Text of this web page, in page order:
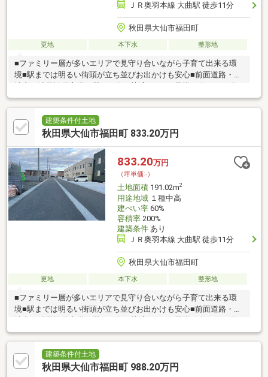
ＪＲ奥羽本線 大曲駅 徒歩11分
秋田県大仙市福田町
更地 本下水 整形地
■ファミリー層が多いエリアで見守り合いながら子育て出来る環
境■駅までは明るい街頭が立ち並びお出かけも安心■前面道路・敷
具も沢山そろったしあわせ公園が目の前！■国道13号まで230m秋
田方面や横手方面へのマイカー通勤もスムーズ
建築条件付土地
秋田県大仙市福田町 833.20万円
833.20万円
（坪単価:-）
土地面積191.02m2
用途地域１種中高
建ぺい率60%
容積率200%
建築条件あり
ＪＲ奥羽本線 大曲駅 徒歩11分
秋田県大仙市福田町
更地 本下水 整形地
■ファミリー層が多いエリアで見守り合いながら子育て出来る環
境■駅までは明るい街頭が立ち並びお出かけも安心■前面道路・敷
地内に消雪設備完備で厳しい冬を快適に！■お子様と楽しめる遊
具も沢山そろったしあわせ公園が目の前！■国道13号まで230m秋
田方面や横手方面へのマイカー通勤もスムーズ
建築条件付土地
秋田県大仙市福田町 988.20万円